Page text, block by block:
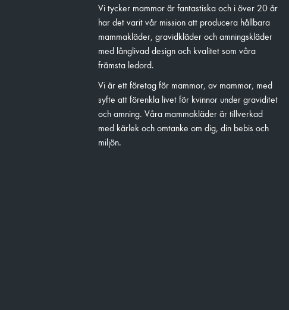
Vi tycker mammor är fantastiska och i över 20 år
har det varit vår mission att producera hållbara
mammakläder, gravidkläder och amningskläder
med långlivad design och kvalitet som våra
främsta ledord.
Vi är ett företag för mammor, av mammor, med
syfte att förenkla livet för kvinnor under graviditet
och amning. Våra mammakläder är tillverkad
med kärlek och omtanke om dig, din bebis och
miljön.